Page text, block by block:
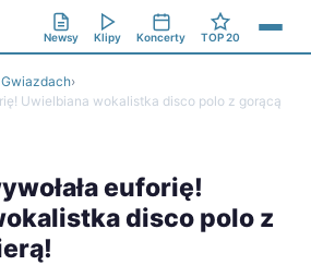
Newsy Klipy Koncerty TOP 20
Gwiazdach›
Uwielbiana wokalistka disco polo z gorącą
euforię!
disco polo z